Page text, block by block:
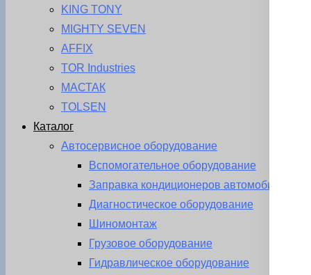
KING TONY
MIGHTY SEVEN
AFFIX
TOR Industries
МАСТАК
TOLSEN
Каталог
Автосервисное оборудование
Вспомогательное оборудование
Заправка кондиционеров автомобиля
Диагностическое оборудование
Шиномонтаж
Грузовое оборудование
Гидравлическое оборудование